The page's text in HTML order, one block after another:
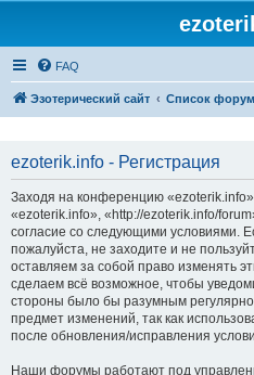
FAQ
Эзотерический сайт Список
ezoterik.info - Регистрация
Заходя на конференцию
«ezoterik.info», «http://ezoterik.info/
согласие со следующими условиями.
пожалуйста, не заходите и не
оставляем за собой право изменять
сделаем всё возможное, чтобы
стороны было бы разумным регулярно
предмет изменений, так как
после обновления/исправления
Наши форумы работают под